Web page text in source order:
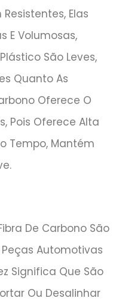
Elas
E Volumosas,
São Leves,
Quanto As
Oferece O
Pois Oferece Alta
Tempo, Mantém
De Carbono São
Peças Automotivas
Significa Que São
Ou Desalinhar